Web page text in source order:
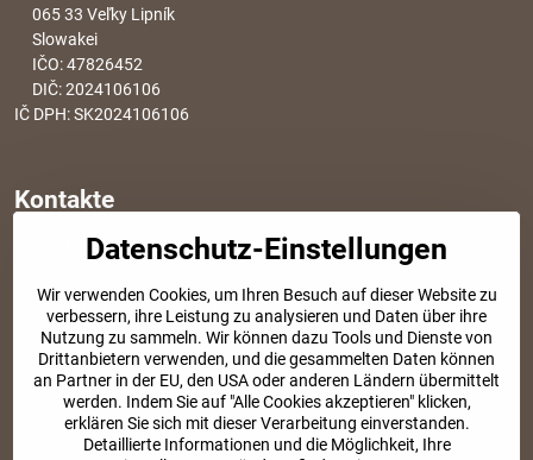
065 33 Veľky Lipník
Slowakei
IČO: 47826452
DIČ: 2024106106
IČ DPH: SK2024106106
Kontakte
info​@modischesachen​.de
+421 917 917 801
Tel. Kundenservice von 8:30 bis 15:00
SOZIALE NETZWERKE
Facebook Instagram
Datenschutz-Einstellungen
Wir verwenden Cookies, um Ihren Besuch auf dieser Website zu
verbessern, ihre Leistung zu analysieren und Daten über ihre
Nutzung zu sammeln. Wir können dazu Tools und Dienste von
Drittanbietern verwenden, und die gesammelten Daten können
an Partner in der EU, den USA oder anderen Ländern übermittelt
werden. Indem Sie auf "Alle Cookies akzeptieren" klicken,
erklären Sie sich mit dieser Verarbeitung einverstanden.
Detaillierte Informationen und die Möglichkeit, Ihre